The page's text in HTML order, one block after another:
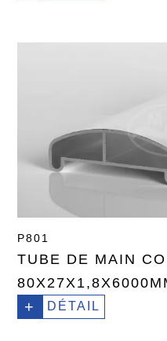
P801
TUBE DE MAIN
+ DÉTAIL